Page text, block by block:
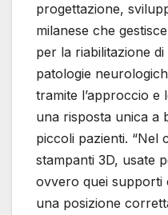
progettazione,
milanese che
per la riabilitazione
patologie
tramite l’approccio e
una risposta unica a
piccoli pazienti. “Nel
stampanti 3D, usate
ovvero quei supporti
una posizione